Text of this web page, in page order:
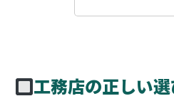
工務店の正しい